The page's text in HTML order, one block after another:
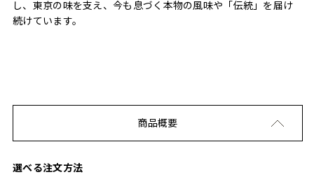
し、東京の味を支え、今も息づく本物の風味や「伝統」を届け
続けています。
商品概要
選べる注文方法